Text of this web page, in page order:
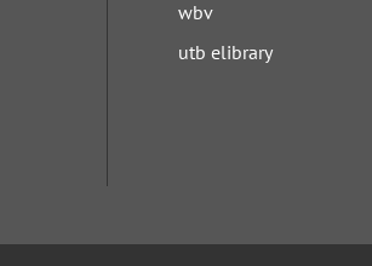
wbv
utb elibrary